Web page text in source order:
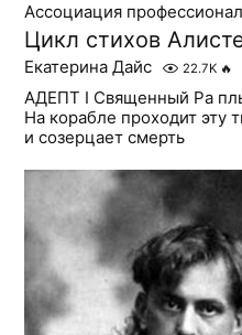
Ассоциация
Цикл стихов
Екатерина Дайс 22.7K 🔥
АДЕПТ I Священный Ра
На корабле проходит эту
и созерцает смерть